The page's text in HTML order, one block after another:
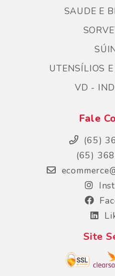
SAUDE E
UTENSÍLIOS
VD -
Fale
(65)
(65)
Site